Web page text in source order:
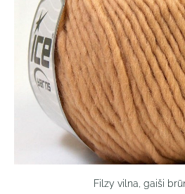
Filzy vilna, gaiši